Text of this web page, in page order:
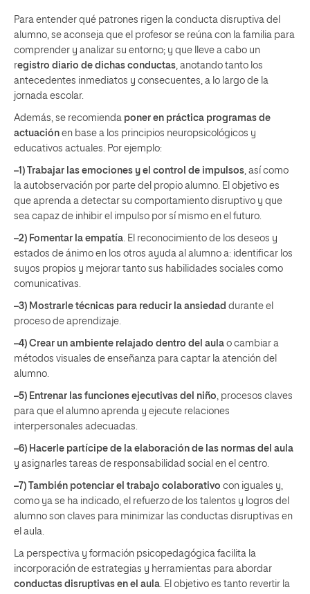
Para entender qué patrones rigen la conducta disruptiva del
alumno, se aconseja que el profesor se reúna con la familia para
comprender y analizar su entorno; y que lleve a cabo un
registro diario de dichas conductas, anotando tanto los
antecedentes inmediatos y consecuentes, a lo largo de la
jornada escolar.
Además, se recomienda poner en práctica programas de
actuación en base a los principios neuropsicológicos y
educativos actuales. Por ejemplo:
–1) Trabajar las emociones y el control de impulsos, así como
la autobservación por parte del propio alumno. El objetivo es
que aprenda a detectar su comportamiento disruptivo y que
sea capaz de inhibir el impulso por sí mismo en el futuro.
–2) Fomentar la empatía. El reconocimiento de los deseos y
estados de ánimo en los otros ayuda al alumno a: identificar los
suyos propios y mejorar tanto sus habilidades sociales como
comunicativas.
–3) Mostrarle técnicas para reducir la ansiedad durante el
proceso de aprendizaje.
–4) Crear un ambiente relajado dentro del aula o cambiar a
métodos visuales de enseñanza para captar la atención del
alumno.
–5) Entrenar las funciones ejecutivas del niño, procesos claves
para que el alumno aprenda y ejecute relaciones
interpersonales adecuadas.
–6) Hacerle partícipe de la elaboración de las normas del aula
y asignarles tareas de responsabilidad social en el centro.
–7) También potenciar el trabajo colaborativo con iguales y,
como ya se ha indicado, el refuerzo de los talentos y logros del
alumno son claves para minimizar las conductas disruptivas en
el aula.
La perspectiva y formación psicopedagógica facilita la
incorporación de estrategias y herramientas para abordar
conductas disruptivas en el aula. El objetivo es tanto revertir la